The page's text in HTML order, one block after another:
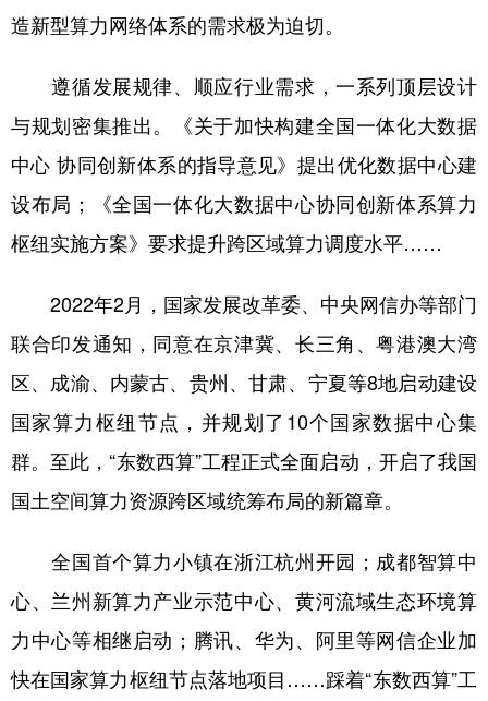
造新型算力网络体系的需求极为迫切。
遵循发展规律、顺应行业需求，一系列顶层设计
与规划密集推出。《关于加快构建全国一体化大数据
中心 协同创新体系的指导意见》提出优化数据中心建
设布局；《全国一体化大数据中心协同创新体系算力
枢纽实施方案》要求提升跨区域算力调度水平……
2022年2月，国家发展改革委、中央网信办等部门
联合印发通知，同意在京津冀、长三角、粤港澳大湾
区、成渝、内蒙古、贵州、甘肃、宁夏等8地启动建设
国家算力枢纽节点，并规划了10个国家数据中心集
群。至此，“东数西算”工程正式全面启动，开启了我国
国土空间算力资源跨区域统筹布局的新篇章。
全国首个算力小镇在浙江杭州开园；成都智算中
心、兰州新算力产业示范中心、黄河流域生态环境算
力中心等相继启动；腾讯、华为、阿里等网信企业加
快在国家算力枢纽节点落地项目……踩着“东数西算”工